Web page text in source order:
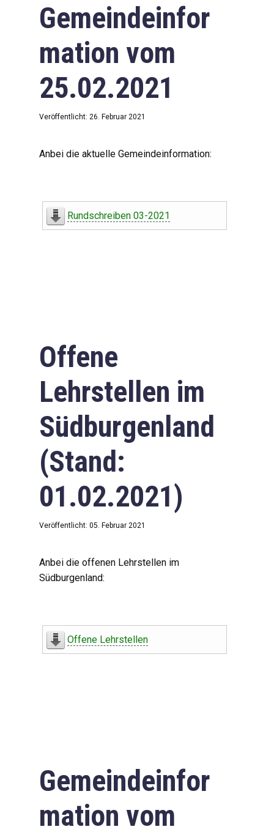
Downloads
Impressum
Datenschutzerklärung
Gemeindeinfor
mation vom
25.02.2021
Veröffentlicht: 26. Februar 2021
Anbei die aktuelle Gemeindeinformation:
Rundschreiben 03-2021
Offene
Lehrstellen im
Südburgenland
(Stand:
01.02.2021)
Veröffentlicht: 05. Februar 2021
Anbei die offenen Lehrstellen im
Südburgenland:
Offene Lehrstellen
Gemeindeinfor
mation vom